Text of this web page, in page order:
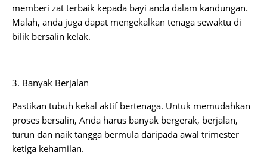
memberi zat terbaik kepada bayi anda dalam kandungan.
Malah, anda juga dapat mengekalkan tenaga sewaktu di
bilik bersalin kelak.
3. Banyak Berjalan
Pastikan tubuh kekal aktif bertenaga. Untuk memudahkan
proses bersalin, Anda harus banyak bergerak, berjalan,
turun dan naik tangga bermula daripada awal trimester
ketiga kehamilan.